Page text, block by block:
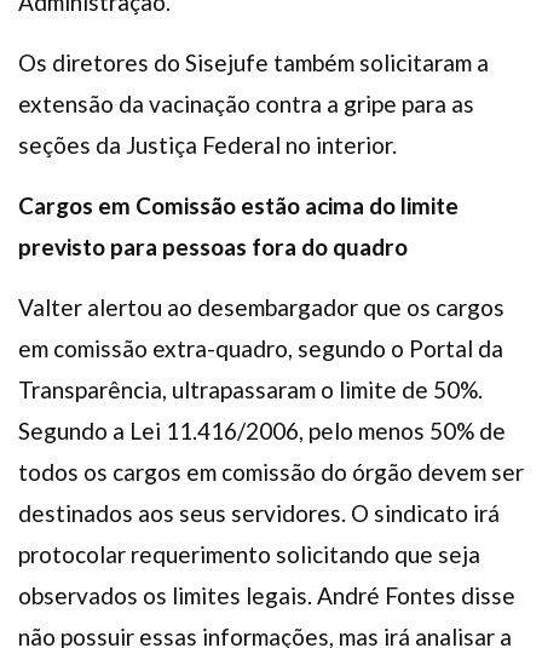
Os diretores do Sisejufe também solicitaram a
extensão da vacinação contra a gripe para as
seções da Justiça Federal no interior.
Cargos em Comissão estão acima do limite
previsto para pessoas fora do quadro
Valter alertou ao desembargador que os cargos
em comissão extra-quadro, segundo o Portal da
Transparência, ultrapassaram o limite de 50%.
Segundo a Lei 11.416/2006, pelo menos 50% de
todos os cargos em comissão do órgão devem ser
destinados aos seus servidores. O sindicato irá
protocolar requerimento solicitando que seja
observados os limites legais. André Fontes disse
não possuir essas informações, mas irá analisar a